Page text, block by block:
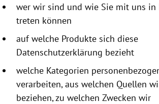
Untermenü
Untermenü
wer wir sind und wie Sie mit uns in
treten können
auf welche Produkte sich diese
Datenschutzerklärung bezieht
welche Kategorien
verarbeiten, aus welchen Quellen
beziehen, zu welchen Zwecken wir